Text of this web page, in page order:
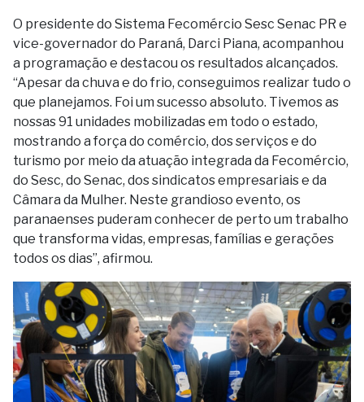
O presidente do Sistema Fecomércio Sesc Senac PR e
vice-governador do Paraná, Darci Piana, acompanhou
a programação e destacou os resultados alcançados.
“Apesar da chuva e do frio, conseguimos realizar tudo o
que planejamos. Foi um sucesso absoluto. Tivemos as
nossas 91 unidades mobilizadas em todo o estado,
mostrando a força do comércio, dos serviços e do
turismo por meio da atuação integrada da Fecomércio,
do Sesc, do Senac, dos sindicatos empresariais e da
Câmara da Mulher. Neste grandioso evento, os
paranaenses puderam conhecer de perto um trabalho
que transforma vidas, empresas, famílias e gerações
todos os dias”, afirmou.